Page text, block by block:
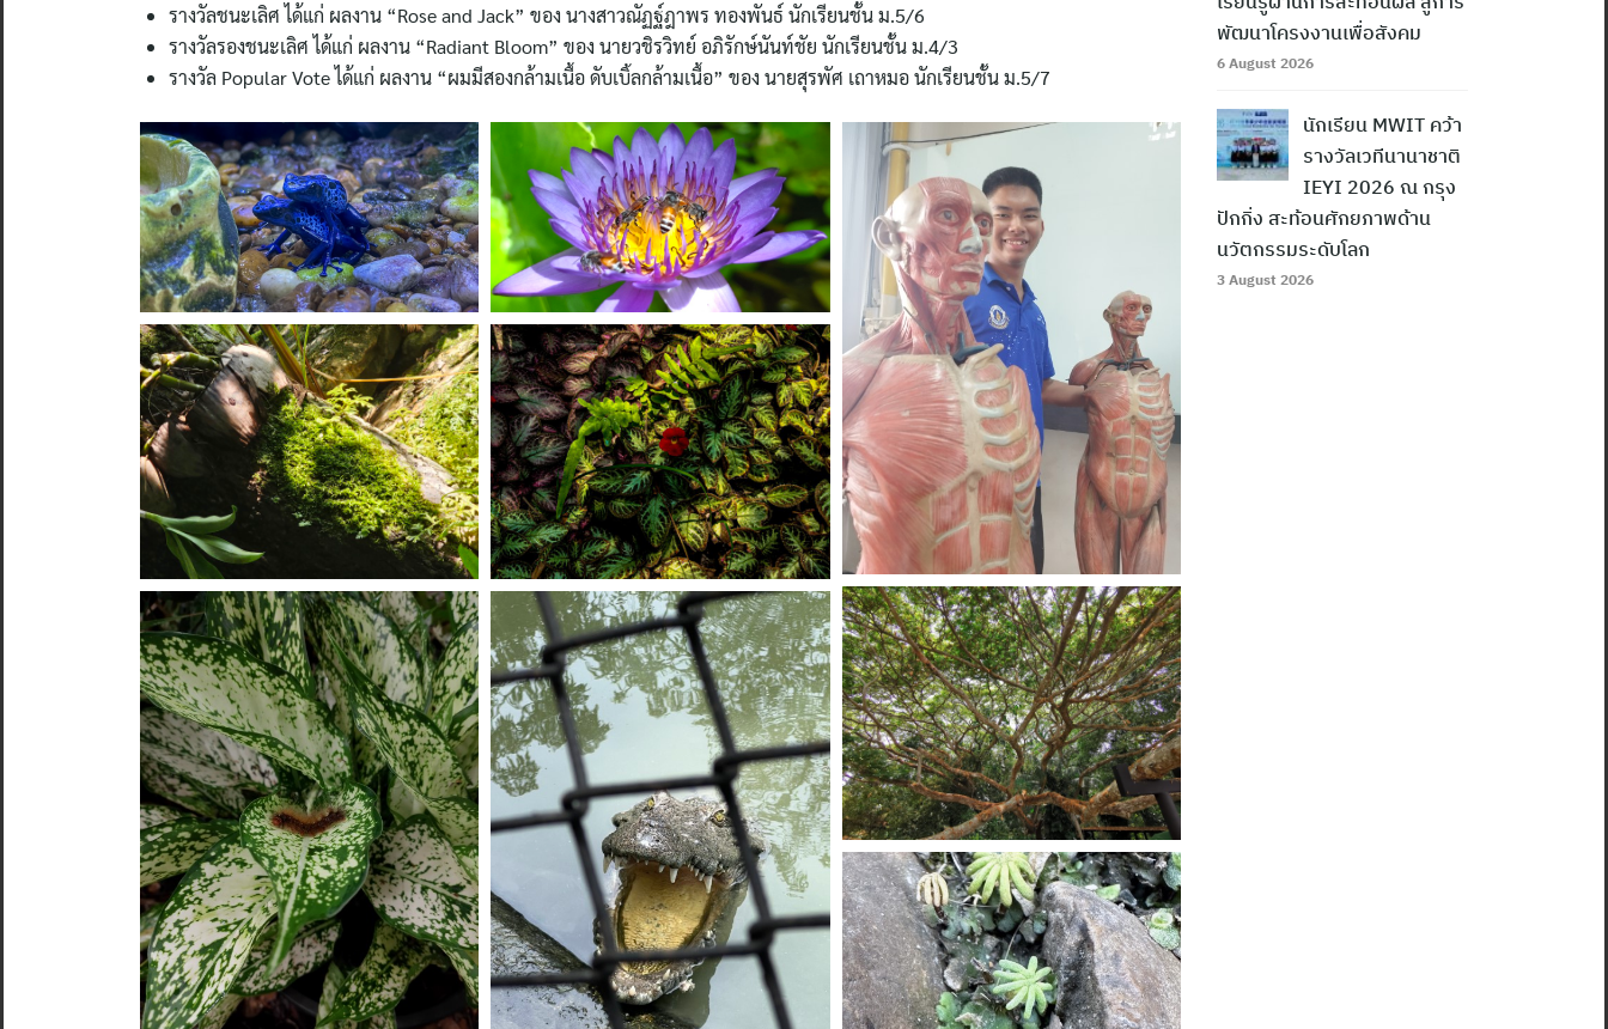
Search
รางวัลชนะเลิศ ได้แก่ ผลงาน “Rose and Jack” ของ นางสาวณัฏฐ์ฎาพร ทองพันธ์ นักเรียนชั้น ม.5/6
รางวัลรองชนะเลิศ ได้แก่ ผลงาน “Radiant Bloom” ของ นายวชิรวิทย์ อภิรักษ์นันท์ชัย นักเรียนชั้น ม.4/3
รางวัล Popular Vote ได้แก่ ผลงาน “ผมมีสองกล้ามเนื้อ ดับเบิ้ลกล้ามเนื้อ” ของ นายสุรพัศ เถาหมอ นักเรียนชั้น ม.5/7
พัฒนาโครงงานเพื่อสังคม
6 August 2026
นักเรียน MWIT คว้า
รางวัลเวทีนานาชาติ
IEYI 2026 ณ กรุง
ปักกิ่ง สะท้อนศักยภาพด้าน
นวัตกรรมระดับโลก
3 August 2026